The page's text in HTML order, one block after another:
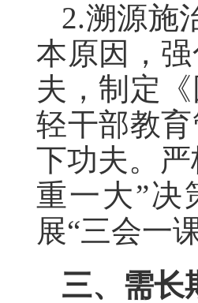
2.溯源施
本原因，
夫，制定
轻干部教
下功夫。
重一大”决
展“三会一
三、需长